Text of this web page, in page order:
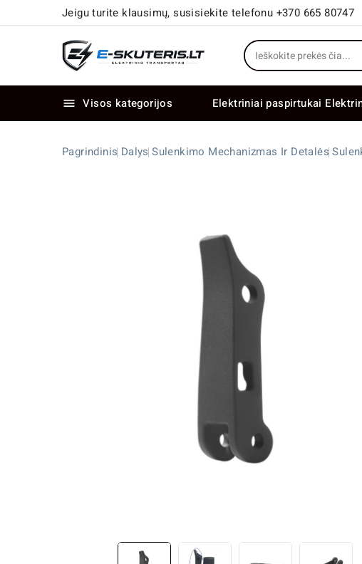
Jeigu turite klausimų, susisiekite telefonu +370 665 80747
 Visos kategorijos Elektriniai paspirtukai
Pagrindinis Dalys Sulenkimo Mechanizmas Ir Detalės